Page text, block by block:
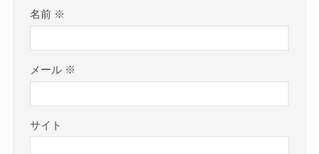
名前 ※
メール ※
サイト